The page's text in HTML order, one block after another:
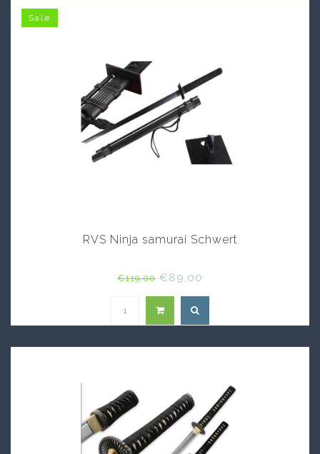
Sale
RVS Ninja samurai Schwert
€119,00 €89,00